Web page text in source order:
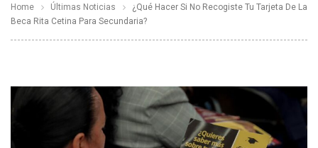
Home Últimas Noticias
¿Qué Hacer Si No Recogiste Tu Tarjeta De La
Beca Rita Cetina Para Secundaria?